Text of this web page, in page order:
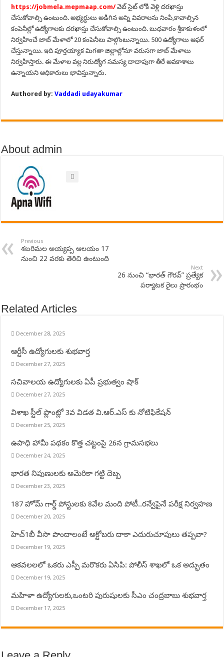
https://jobmela.mepmaap.com/ వెబ్ సైట్ లోకి వెళ్లి దరఖాస్తు
చేసుకోవాల్సి ఉంటుంది. అభ్యర్ధులు అడిగిన అన్ని వివరాలను నింపి,కావాల్సిన
కంపెనీల్లో ఉద్యోగాలకు దరఖాస్తు చేసుకోవాల్సి ఉంటుంది. బుధవారం శ్రీకాకుళంలో
నిర్వహించే జాబ్ మేళాలో 20 కంపెనీలు పాల్గొంటున్నాయి. 500 ఉద్యోగాలు ఆఫర్
చేస్తున్నాయి. ఇది పూర్తయ్యాక మిగతా జిల్లాల్లోనూ వరుసగా జాబ్ మేళాలు
నిర్వహిస్తారు. ఈ మేళాల వల్ల నిరుద్యోగ సమస్య దాదాపుగా తీరే అవకాశాలు
ఉన్నాయని అధికారులు భావిస్తున్నారు.
Authored by:Vaddadi udayakumar
About admin
Previous
శబరిమల అయ్యప్ప ఆలయం 17
నుంచి 22 వరకు తెరిచి ఉంటుంది
Next
26 నుంచి “భారత్ గౌరవ్” ప్రత్యేక
పర్యాటక రైలు ప్రారంభం
Related Articles
December 28, 2025
ఆర్టీసీ ఉద్యోగులకు శుభవార్త
December 27, 2025
సచివాలయ ఉద్యోగులకు ఏపీ ప్రభుత్వం షాక్
December 27, 2025
విశాఖ స్టీల్ ప్లాంట్లో 3వ విడత వి.ఆర్.ఎస్ కు నోటిఫికేషన్
December 25, 2025
ఉపాధి హామీ పథకం కొత్త చట్టంపై 26న గ్రామసభలు
December 24, 2025
భారత నిపుణులకు అమెరికా గట్టి దెబ్బ
December 23, 2025
187 హోమ్ గార్డ్ పోస్టులకు 8వేల మంది పోటీ..రన్వేపైనే పరీక్ష నిర్వహణ
December 20, 2025
హెచ్‌1బీ వీసా పొందాలంటే అక్టోబరు దాకా ఎదురుచూపులు తప్పవా?
December 19, 2025
ఆకవలలలో ఒకరు ఎస్పీ మరొకరు ఏసిపి: పోలీస్ శాఖలో ఒక అద్భుతం
December 19, 2025
మహిళా ఉద్యోగులకు,ఒంటరి పురుషులకు సీఎం చంద్రబాబు శుభవార్త
December 17, 2025